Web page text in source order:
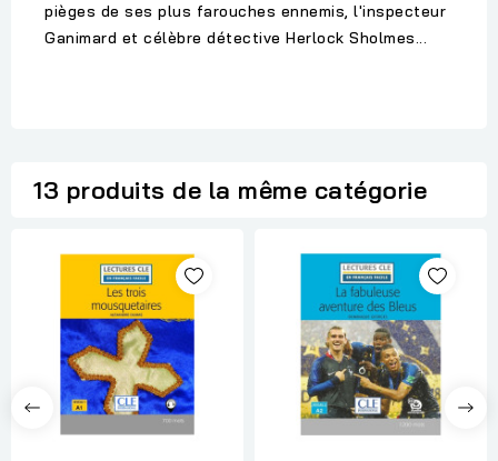
pièges de ses plus farouches ennemis, l'inspecteur
Ganimard et célèbre détective Herlock Sholmes...
13 produits de la même catégorie